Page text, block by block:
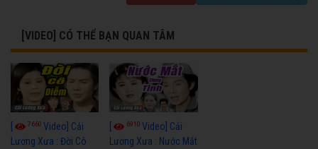
[VIDEO] CÓ THỂ BẠN QUAN TÂM
7660 Video] Cải
Lương Xưa : Đời Cô
6910Video] Cải
Lương Xưa : Nước Mắt